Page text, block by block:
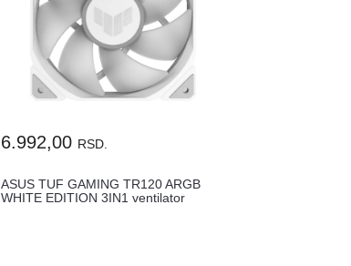
6.992,00 RSD.
ASUS TUF GAMING TR120 ARGB
WHITE EDITION 3IN1 ventilator